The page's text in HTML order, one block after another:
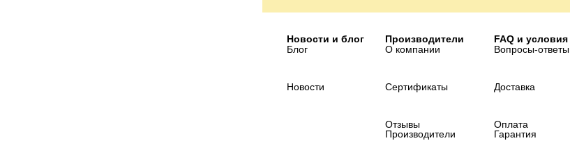
Новости и блог
Блог
Новости
Производители
О компании
Сертификаты
Отзывы
Производители
FAQ и условия
Вопросы-ответы
Доставка
Оплата
Гарантия